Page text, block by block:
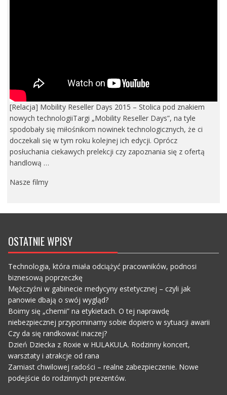
[Relacja] Mobility Reseller Days 2015 – Stolica pod znakiem
nowych technologiiTargi „Mobility Reseller Days”, na tyle
spodobały się miłośnikom nowinek technologicznych, że ci
doczekali się w tym roku kolejnej ich edycji. Oprócz
posłuchania ciekawych prelekcji czy zapoznania się z ofertą
handlową …
Nasze filmy
OSTATNIE WPISY
Technologia, która miała odciążyć pracowników, podnosi
biznesową poprzeczkę
Mężczyźni w gabinecie medycyny estetycznej – czyli jak
panowie dbają o swój wygląd?
Boimy się „chemii” na etykietach. O tej naprawdę
niebezpiecznej przypominamy sobie dopiero w sytuacji awarii
Czy da się randkować inaczej?
Dzień Dziecka z Roxie w HULAKULA. Rodzinny koncert,
warsztaty i atrakcje od rana
Zamiast chwilowej radości – realne zabezpieczenie. Nowe
podejście do rodzinnych prezentów.